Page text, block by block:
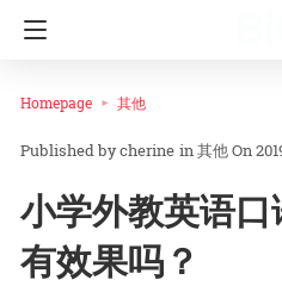
Homepage 其他
cherine in其他On
小学外教英语
有效果吗？